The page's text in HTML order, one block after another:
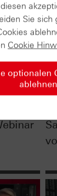
Sie sich
Cookie
optionalen
ablehnen